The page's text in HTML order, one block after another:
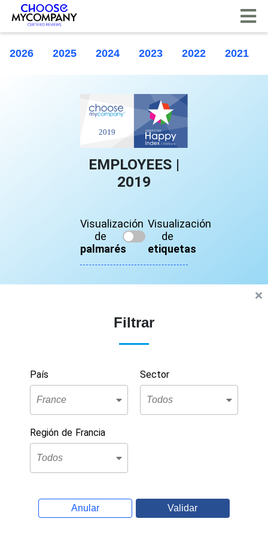
2026 2025 2024 2023 2022 2021
EMPLOYEES |
2019
Visualización
de
palmarés
Visualización
de
etiquetas
Filtrar
País Sector
Región de Francia
Anular Validar
Panel de gestión de cookies